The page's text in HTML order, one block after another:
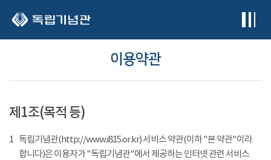
이용약관
제1조(목적 등)
1 독립기념관(http://www.i815.or.kr) 서비스 약관(이하 "본 약관"이라
합니다)은 이용자가 "독립기념관"에서 제공하는 인터넷 관련 서비스